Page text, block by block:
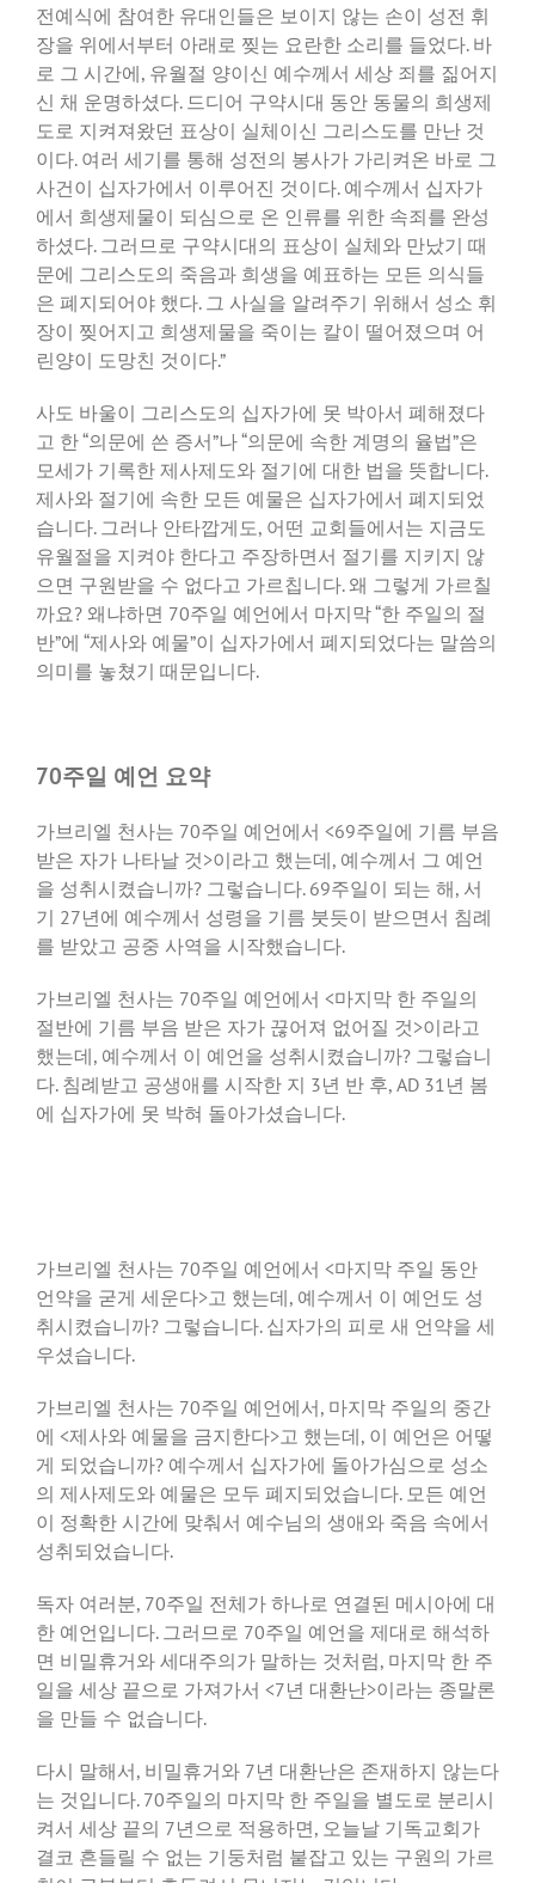
전예식에 참여한 유대인들은 보이지 않는 손이 성전 휘
장을 위에서부터 아래로 찢는 요란한 소리를 들었다. 바
로 그 시간에, 유월절 양이신 예수께서 세상 죄를 짊어지
신 채 운명하셨다. 드디어 구약시대 동안 동물의 희생제
도로 지켜져왔던 표상이 실체이신 그리스도를 만난 것
이다. 여러 세기를 통해 성전의 봉사가 가리켜온 바로 그
사건이 십자가에서 이루어진 것이다. 예수께서 십자가
에서 희생제물이 되심으로 온 인류를 위한 속죄를 완성
하셨다. 그러므로 구약시대의 표상이 실체와 만났기 때
문에 그리스도의 죽음과 희생을 예표하는 모든 의식들
은 폐지되어야 했다. 그 사실을 알려주기 위해서 성소 휘
장이 찢어지고 희생제물을 죽이는 칼이 떨어졌으며 어
린양이 도망친 것이다.”
사도 바울이 그리스도의 십자가에 못 박아서 폐해졌다
고 한 “의문에 쓴 증서”나 “의문에 속한 계명의 율법”은
모세가 기록한 제사제도와 절기에 대한 법을 뜻합니다.
제사와 절기에 속한 모든 예물은 십자가에서 폐지되었
습니다. 그러나 안타깝게도, 어떤 교회들에서는 지금도
유월절을 지켜야 한다고 주장하면서 절기를 지키지 않
으면 구원받을 수 없다고 가르칩니다. 왜 그렇게 가르칠
까요? 왜냐하면 70주일 예언에서 마지막 “한 주일의 절
반”에 “제사와 예물”이 십자가에서 폐지되었다는 말씀의
의미를 놓쳤기 때문입니다.
70주일 예언 요약
가브리엘 천사는 70주일 예언에서 <69주일에 기름 부음
받은 자가 나타날 것>이라고 했는데, 예수께서 그 예언
을 성취시켰습니까? 그렇습니다. 69주일이 되는 해, 서
기 27년에 예수께서 성령을 기름 붓듯이 받으면서 침례
를 받았고 공중 사역을 시작했습니다.
가브리엘 천사는 70주일 예언에서 <마지막 한 주일의
절반에 기름 부음 받은 자가 끊어져 없어질 것>이라고
했는데, 예수께서 이 예언을 성취시켰습니까? 그렇습니
다. 침례받고 공생애를 시작한 지 3년 반 후, AD 31년 봄
에 십자가에 못 박혀 돌아가셨습니다.
가브리엘 천사는 70주일 예언에서 <마지막 주일 동안
언약을 굳게 세운다>고 했는데, 예수께서 이 예언도 성
취시켰습니까? 그렇습니다. 십자가의 피로 새 언약을 세
우셨습니다.
가브리엘 천사는 70주일 예언에서, 마지막 주일의 중간
에 <제사와 예물을 금지한다>고 했는데, 이 예언은 어떻
게 되었습니까? 예수께서 십자가에 돌아가심으로 성소
의 제사제도와 예물은 모두 폐지되었습니다. 모든 예언
이 정확한 시간에 맞춰서 예수님의 생애와 죽음 속에서
성취되었습니다.
독자 여러분, 70주일 전체가 하나로 연결된 메시아에 대
한 예언입니다. 그러므로 70주일 예언을 제대로 해석하
면 비밀휴거와 세대주의가 말하는 것처럼, 마지막 한 주
일을 세상 끝으로 가져가서 <7년 대환난>이라는 종말론
을 만들 수 없습니다.
다시 말해서, 비밀휴거와 7년 대환난은 존재하지 않는다
는 것입니다. 70주일의 마지막 한 주일을 별도로 분리시
켜서 세상 끝의 7년으로 적용하면, 오늘날 기독교회가
결코 흔들릴 수 없는 기둥처럼 붙잡고 있는 구원의 가르